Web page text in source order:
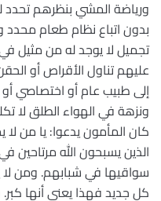
ورياضة المشي بنظرهم
بدون اتباع نظام طعام محدد
تجميل لا يوجد له من مثيل
عليهم تناول الأقراص أو
إلى طبيب عام أو اختصاصي
ونزهة في الهواء الطلق لا
كان المأمون يدعوا: يا من
الذين يسبحون الله
سواقيها في شبابهم. ومن
كل جديد فهذا يعني أنها